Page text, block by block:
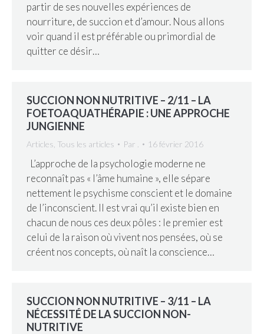
partir de ses nouvelles expériences de
nourriture, de succion et d’amour. Nous allons
voir quand il est préférable ou primordial de
quitter ce désir…
SUCCION NON NUTRITIVE – 2/11 – LA
FOETOAQUATHÉRAPIE : UNE APPROCHE
JUNGIENNE
Articles Tous les articles Par 16 février 2016
L’approche de la psychologie moderne ne
reconnaît pas « l’âme humaine », elle sépare
nettement le psychisme conscient et le domaine
de l’inconscient. Il est vrai qu’il existe bien en
chacun de nous ces deux pôles : le premier est
celui de la raison où vivent nos pensées, où se
créent nos concepts, où naît la conscience…
SUCCION NON NUTRITIVE – 3/11 – LA
NÉCESSITÉ DE LA SUCCION NON-
NUTRITIVE